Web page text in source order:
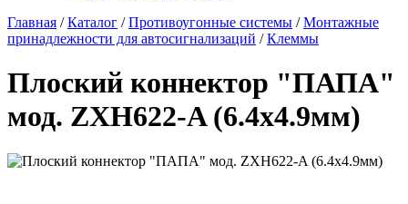
Главная /Каталог /Противоугонные системы /Монтажные
принадлежности для автосигнализаций /Клеммы
Плоский коннектор "ПАПА"
мод. ZXH622-A (6.4x4.9мм)